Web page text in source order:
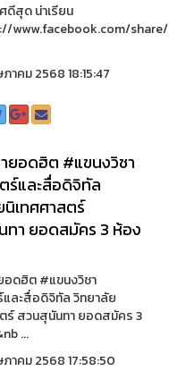
ดีสุด น่าเรียน
www.facebook.com/share/
าคม 2568 18:15:47
ยอดฮิต #แขนงวิชา
ร์และสื่อดิจิทัล
เทศศาสตร์
ทา ยอดสมัคร 3 ห้อง
อดฮิต #แขนงวิชา
ละสื่อดิจิทัล วิทยาลัย
ร์ สวนสุนันทา ยอดสมัคร 3
...
าคม 2568 17:58:50